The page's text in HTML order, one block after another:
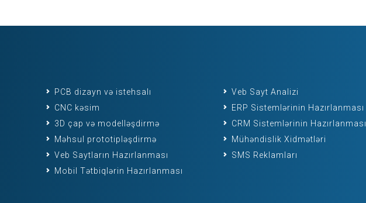
PCB dizayn və istehsalı
CNC kəsim
3D çap və modelləşdirmə
Məhsul prototipləşdirmə
Veb Saytların Hazırlanması
Mobil Tətbiqlərin Hazırlanması
Veb Sayt Analizi
ERP Sistemlərinin Hazırlanması
CRM Sistemlərinin Hazırlanması
Mühəndislik Xidmətləri
SMS Reklamları